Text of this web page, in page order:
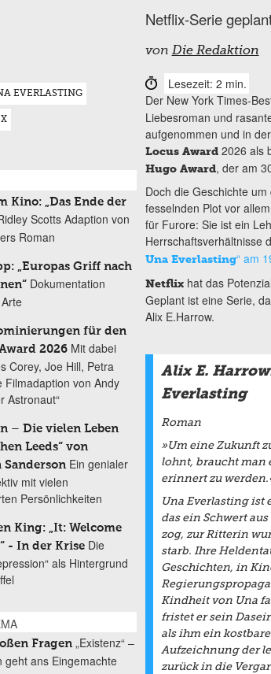
Netflix-Serie
von Die Redaktion
Lesezeit: 2 min.
Der New York Times-
Liebesroman und
aufgenommen und in
Locus Award2026 als
Hugo Award, der am
Doch die Geschichte
fesselnden Plot vor
für Furore: Sie ist ein
Herrschaftsverhältnisse
Una Everlasting“ am
Netflixhat das
Geplant ist eine Serie,
Alix E.Harrow.
Alix E.
Everlasting
Roman
»Um eine Zukunft
lohnt, braucht man
erinnert zu
Una Everlasting ist
das ein Schwert
zog, zur Ritterin
starb. Ihre
Geschichten, in
Kindheit von Una
fristet er sein
als ihm ein
Aufzeichnung der
zurück in die
EVERLASTING
Kino: „Das Ende der
Scotts Adaption von
Roman
„Europas Griff nach
Dokumentation
für den
2026 Mit dabei
Corey, Joe Hill, Petra
Filmadaption von Andy
Astronaut“
– Die vielen Leben
Leeds“ von
Sanderson Ein genialer
mit vielen
Persönlichkeiten
King: „It: Welcome
- In der Krise Die
als Hintergrund
Fragen „Existenz“ –
geht ans Eingemachte